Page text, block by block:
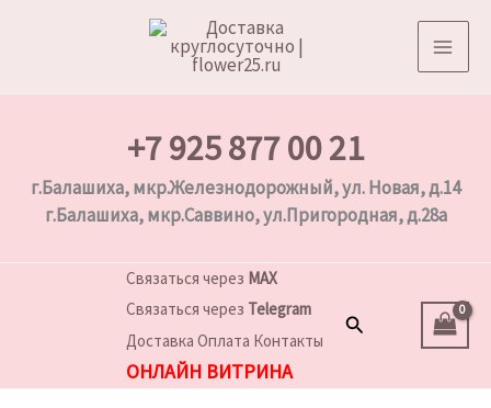
+7 925 877 00 21
г.Балашиха, мкр.Железнодорожный, ул. Новая, д.14
г.Балашиха, мкр.Саввино, ул.Пригородная, д.28а
Связаться через MAX
Связаться через Telegram
Доставка Оплата Контакты
ОНЛАЙН ВИТРИНА
Поиск